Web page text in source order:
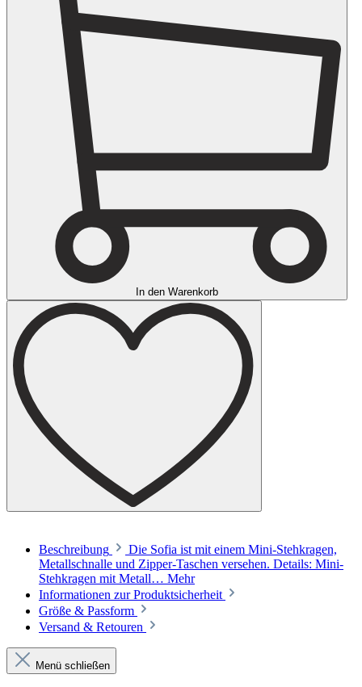
In den Warenkorb
Beschreibung
Die Sofia ist mit einem Mini-Stehkragen,
Metallschnalle und Zipper-Taschen versehen. Details: Mini-
Stehkragen mit Metall… Mehr
Informationen zur Produktsicherheit
Größe & Passform
Versand & Retouren
Menü schließen